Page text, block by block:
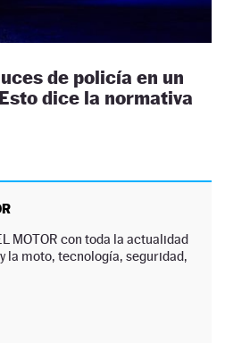
de policía en un
dice la normativa
MOTOR con toda la actualidad
la moto, tecnología, seguridad,